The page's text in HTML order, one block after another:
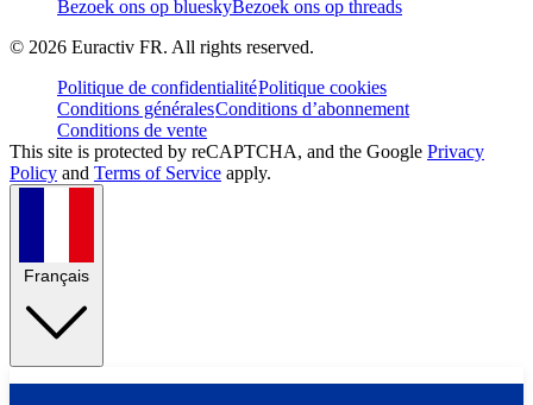
Bezoek ons op blueskyBezoek ons op threads
© 2026 Euractiv FR. All rights reserved.
Politique de confidentialitéPolitique cookies
Conditions généralesConditions d’abonnement
Conditions de vente
This site is protected by reCAPTCHA, and the Google Privacy
Policy and Terms of Service apply.
Français